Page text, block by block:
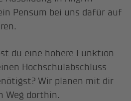
Pensum bei uns dafür auf
du eine höhere Funktion
Hochschulabschluss
Wir planen mit dir
Weg dorthin.